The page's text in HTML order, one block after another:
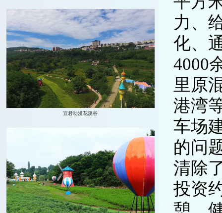
力、
化、
4000
里原
港湾
车场
的问
清除
投资